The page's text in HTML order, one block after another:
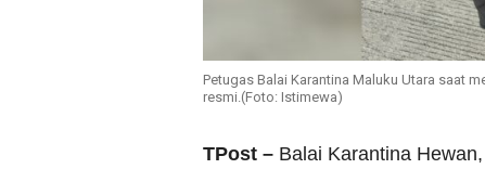
Petugas Balai Karantina Maluku Utara saat
resmi.(Foto: Istimewa)
TPost – Balai Karantina